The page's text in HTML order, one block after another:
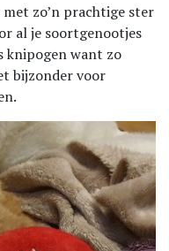
zo’n prachtige ster
al je soortgenootjes
knipogen want zo
bijzonder voor